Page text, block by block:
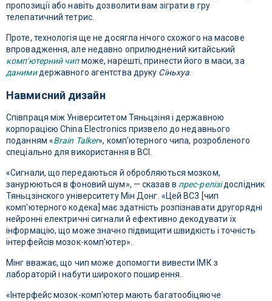
пропозиції або навіть дозволити вам зіграти в гру
телепатичний тетрис.
Проте, технологія ще не досягла нічого схожого на масове
впровадження, але недавно оприлюднений китайський
комп'ютерний чипможе, нарешті, принести його в маси, за
данимидержавного агентства друку Сіньхуа.
Навмисний дизайн
Співпраця між Університетом Тяньцзіня і державною
корпорацією China Electronics призвело до недавнього
поданням «Brain Talker», комп'ютерного чипа, розробленого
спеціально для використання в BCI.
«Сигнали, що передаються й обробляються мозком,
занурюються в фоновий шум», — сказав в прес-релізідослідник
Тяньцзінского університету Мін Донг. «Цей BC3 [чип
комп'ютерного кодека] має здатність розпізнавати другорядні
нейронні електричні сигнали й ефективно декодувати їх
інформацію, що може значно підвищити швидкість і точність
інтерфейсів мозок-комп'ютер».
Мінг вважає, що чип може допомогти вивести ІМК з
лабораторій і набути широкого поширення.
«Інтерфейс мозок-комп'ютер мають багатообіцяюче